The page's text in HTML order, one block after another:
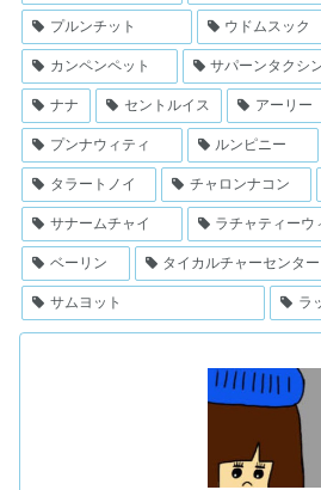
プルンチット ウドムスック
カンペンペット サパーンタクシ
ナナ セントルイス アーリー
プンナウィティ ルンピニー
タラートノイ チャロンナコン
サナームチャイ ラチャティーウ
ベーリン タイカルチャーセンター
サムヨット ラ